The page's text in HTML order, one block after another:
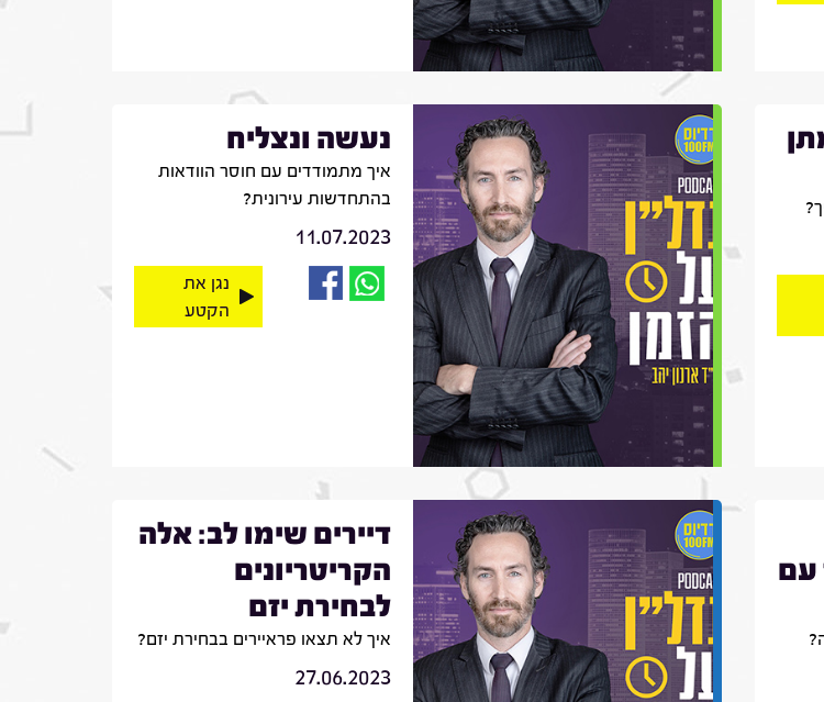
נעשה ונצליח
איך מתמודדים עם חוסר הוודאות
בהתחדשות עירונית?
11.07.2023
נגן את
הקטע
עם
דיירים שימו לב: אלה
הקריטריונים
לבחירת יזם
איך לא תצאו פראיירים בבחירת יזם?
27.06.2023